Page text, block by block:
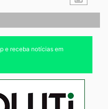
e receba notícias em